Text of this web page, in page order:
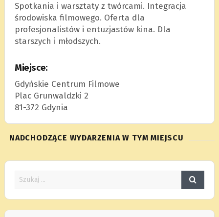
Spotkania i warsztaty z twórcami. Integracja
środowiska filmowego. Oferta dla
profesjonalistów i entuzjastów kina. Dla
starszych i młodszych.
Miejsce:
Gdyńskie Centrum Filmowe
Plac Grunwaldzki 2
81-372 Gdynia
NADCHODZĄCE WYDARZENIA W TYM MIEJSCU